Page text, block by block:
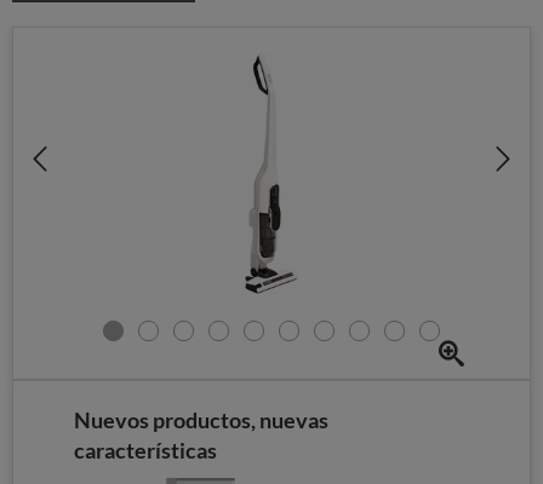
Nuevos productos, nuevas
características